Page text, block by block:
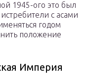
1945-ого это был
c асами
годом
положение
Империя